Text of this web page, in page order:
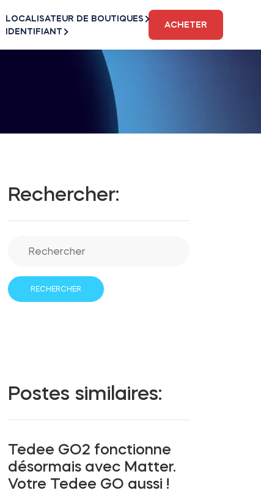
LOCALISATEUR DE BOUTIQUES
IDENTIFIANT
ACHETER
Rechercher:
Postes similaires:
Tedee GO2 fonctionne
désormais avec Matter.
Votre Tedee GO aussi !